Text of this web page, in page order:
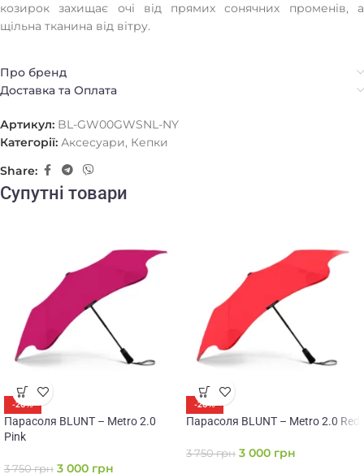
козирок захищає очі від прямих сонячних променів, а
щільна тканина від вітру.
Про бренд
Доставка та Оплата
Артикул: BL-GW00GWSNL-NY
Категорії: Аксесуари, Кепки
Share:
Супутні товари
-20%
Парасоля BLUNT – Metro 2.0
Pink
3 750грн 3 000 грн
-20%
Парасоля BLUNT – Metro 2.0 Red
3 750грн 3 000 грн